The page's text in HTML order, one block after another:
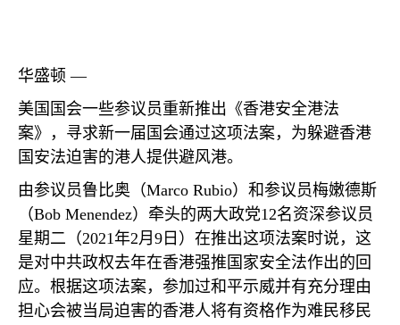
华盛顿 —
美国国会一些参议员重新推出《香港安全港法
案》，寻求新一届国会通过这项法案，为躲避香港
国安法迫害的港人提供避风港。
由参议员鲁比奥（Marco Rubio）和参议员梅嫩德斯
（Bob Menendez）牵头的两大政党12名资深参议员
星期二（2021年2月 9 日）在推出这项法案时说，这
是对中共政权去年在香港强推国家安全法作出的回
应。根据这项法案，参加过和平示威并有充分理由
担心会被当局迫害的香港人将有资格作为难民移民